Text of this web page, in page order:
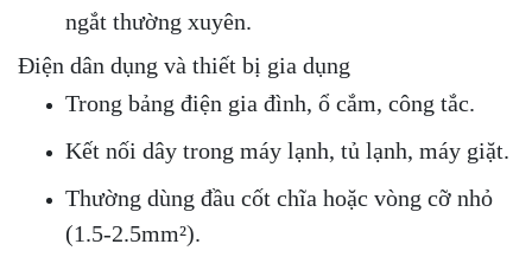
ngắt thường xuyên.
Điện dân dụng và thiết bị gia dụng
Trong bảng điện gia đình, ổ cắm, công tắc.
Kết nối dây trong máy lạnh, tủ lạnh, máy giặt.
Thường dùng đầu cốt chĩa hoặc vòng cỡ nhỏ
(1.5-2.5mm²).